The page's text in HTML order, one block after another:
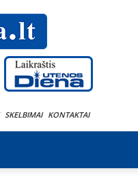
SKELBIMAI KONTAKTAI